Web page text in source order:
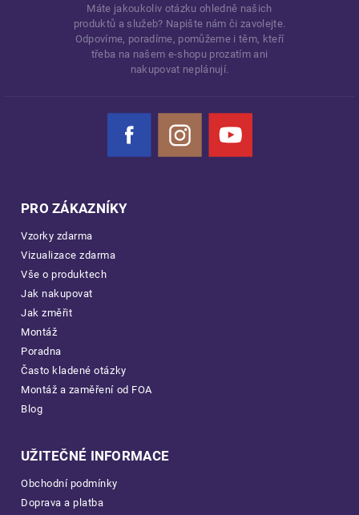
Máte jakoukoliv otázku ohledně našich
produktů a služeb? Napište nám či zavolejte.
Odpovíme, poradíme, pomůžeme i těm, kteří
třeba na našem e-shopu prozatím ani
nakupovat neplánují.
Facebook Instagram YouTube
PRO ZÁKAZNÍKY
Vzorky zdarma
Vizualizace zdarma
Vše o produktech
Jak nakupovat
Jak změřit
Montáž
Poradna
Často kladené otázky
Montáž a zaměření od FOA
Blog
UŽITEČNÉ INFORMACE
Obchodní podmínky
Doprava a platba